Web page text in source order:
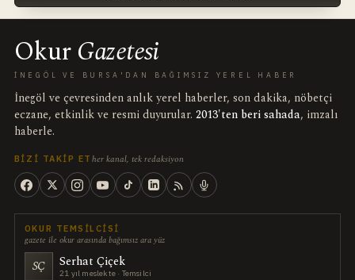
OkurGazetesi
İNEGÖL VE BURSA'DAN BAĞIMSIZ YEREL HABER
İnegöl ve çevresinden anlık yerel haberler, son dakika, nöbetçi
eczane, etkinlik ve resmi duyurular. 2013'ten beri sahada, imzalı
haberle.
BIZI TAKIP ET her kanal, tek redaksiyon
OKUR TEMSILCISI
gazete ile okur arasında bağımsız ara yüz
SÇ Serhat Çiçek
21 yıl meslekte · Temsilci